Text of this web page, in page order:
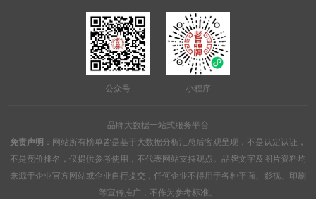
公众号 小程序
品牌大数据一站式服务平台
免责声明 ：网站所有榜单皆是基于大数据分析汇总后客观呈现，不是认定认证，
不是竞价排名，仅提供参考使用，不代表网站支持观点。品牌文字及图片资料均
来源于企业官方网站或企业自行提交，任何企业不得用于各种平面、影视、印刷
等宣传推广，不作为参考标准。